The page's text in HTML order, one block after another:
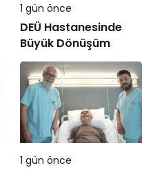
1 gün önce
DEÜ Hastanesinde
Büyük Dönüşüm
1 gün önce